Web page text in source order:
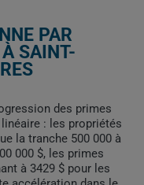
PAR
SAINT-
des primes
: les propriétés
la tranche 500 000 à
000 $, les primes
à 3429 $ pour les